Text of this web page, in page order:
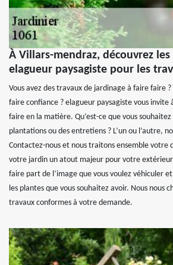
À Villars-mendraz, découvrez
elagueur paysagiste pour les
Vous avez des travaux de jardinage à faire faire ?
faire confiance ? elagueur paysagiste vous invite
faire en la matière. Qu’est-ce que vous
plantations ou des entretiens ? L’un ou l’autre,
Contactez-nous et nous traitons ensemble votre
votre jardin un atout majeur pour votre extérieur.
faire part de l’image que vous voulez véhiculer
les plantes que vous souhaitez avoir. Nous nous
travaux conformes à votre demande.